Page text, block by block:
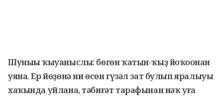
Шуныһы ҡыуаныслы: бөгөн ҡатын-ҡыҙ йоҡоһонан
уяна. Ер йөҙөнә ни өсөн гүзәл зат булып яралыуы
хаҡында уйлана, тәбиғәт тарафынан нәҡ уға